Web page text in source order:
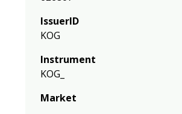
IssuerID
KOG
Instrument
KOG_
Market